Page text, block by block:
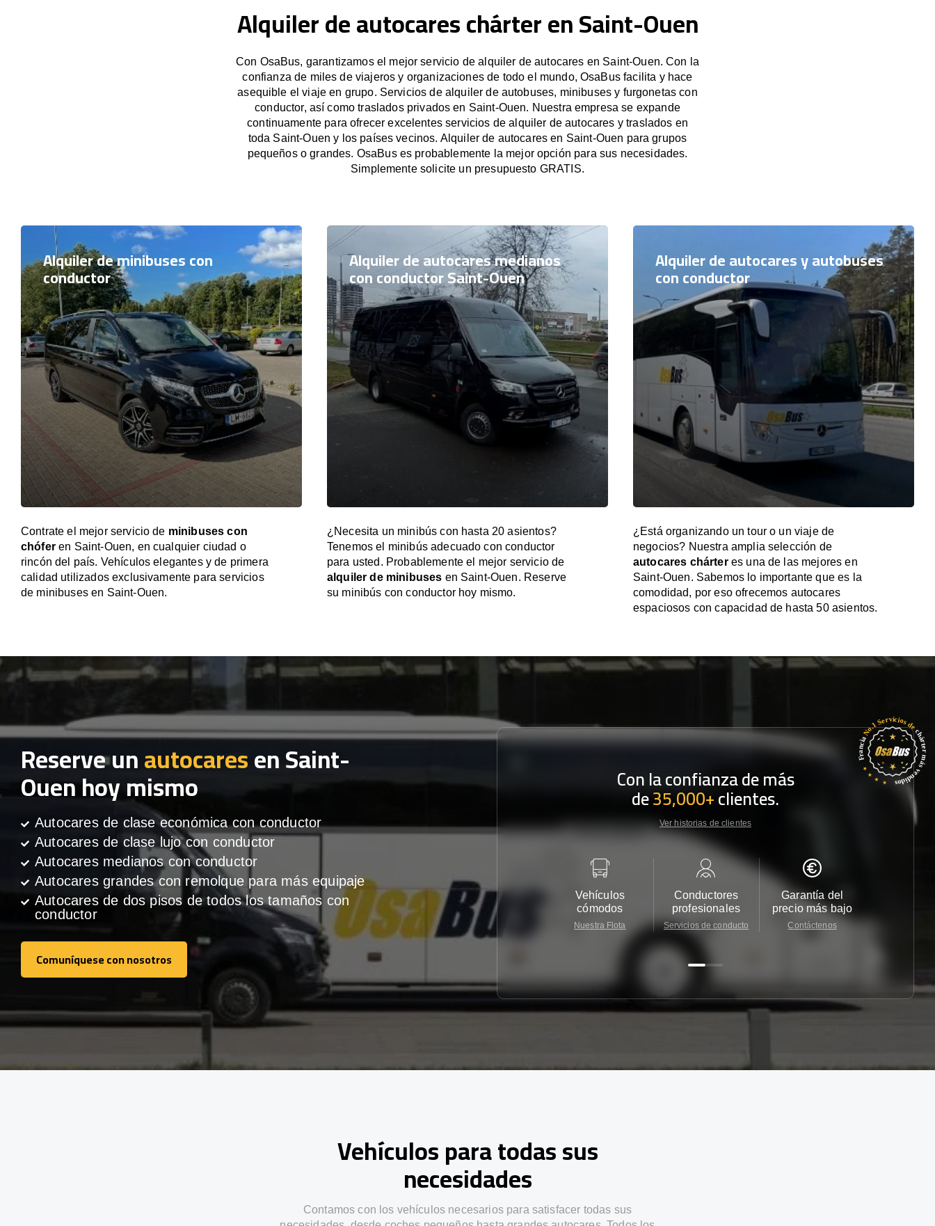
Alquiler de autocares chárter en Saint-Ouen
Con OsaBus, garantizamos el mejor servicio de alquiler de autocares en Saint-Ouen. Con la
confianza de miles de viajeros y organizaciones de todo el mundo, OsaBus facilita y hace
asequible el viaje en grupo. Servicios de alquiler de autobuses, minibuses y furgonetas con
conductor, así como traslados privados en Saint-Ouen. Nuestra empresa se expande
continuamente para ofrecer excelentes servicios de alquiler de autocares y traslados en
toda Saint-Ouen y los países vecinos. Alquiler de autocares en Saint-Ouen para grupos
pequeños o grandes. OsaBus es probablemente la mejor opción para sus necesidades.
Simplemente solicite un presupuesto GRATIS.
Alquiler de minibuses con
conductor
Contrate el mejor servicio de minibuses con
chóferen Saint-Ouen, en cualquier ciudad o
rincón del país. Vehículos elegantes y de primera
calidad utilizados exclusivamente para servicios
de minibuses en Saint-Ouen.
Alquiler de autocares medianos
con conductor Saint-Ouen
¿Necesita un minibús con hasta 20 asientos?
Tenemos el minibús adecuado con conductor
para usted. Probablemente el mejor servicio de
alquiler de minibuses en Saint-Ouen. Reserve
su minibús con conductor hoy mismo.
Alquiler de autocares y autobuses
con conductor
¿Está organizando un tour o un viaje de
negocios? Nuestra amplia selección de
autocares chárteres una de las mejores en
Saint-Ouen. Sabemos lo importante que es la
comodidad, por eso ofrecemos autocares
espaciosos con capacidad de hasta 50 asientos.
Reserve unautocaresen Saint-
Ouen hoy mismo
Autocares de clase económica con conductor
Autocares de clase lujo con conductor
Autocares medianos con conductor
Autocares grandes con remolque para más equipaje
Autocares de dos pisos de todos los tamaños con
conductor
Comuníquese con nosotros
Comuníquese con nosotros
Con la confianza de más
de35,000+clientes.
Ver historias de clientes
Vehículos
cómodos
Nuestra Flota
Conductores
profesionales
Servicios de conducto
Garantía del
precio más bajo
Contáctenos
Vehículos para todas sus
necesidades
Contamos con los vehículos necesarios para satisfacer todas sus